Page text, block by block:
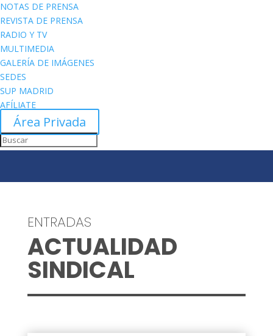
NOTAS DE PRENSA
REVISTA DE PRENSA
RADIO Y TV
MULTIMEDIA
GALERÍA DE IMÁGENES
SEDES
SUP MADRID
AFÍLIATE
Área Privada
ENTRADAS
ACTUALIDAD
SINDICAL